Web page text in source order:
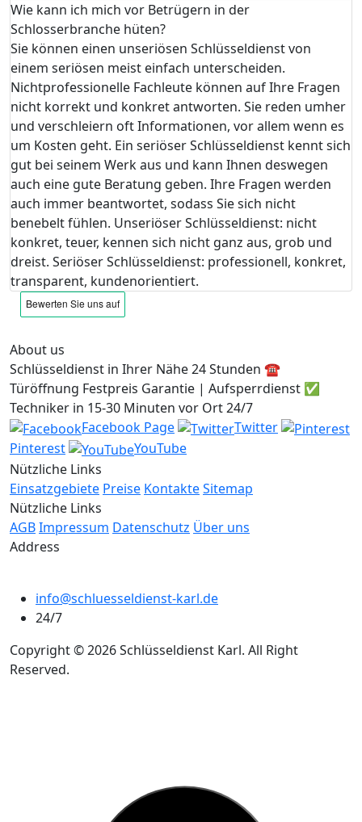
Wie kann ich mich vor Betrügern in der
Schlosserbranche hüten?
Sie können einen unseriösen Schlüsseldienst von
einem seriösen meist einfach unterscheiden.
Nichtprofessionelle Fachleute können auf Ihre Fragen
nicht korrekt und konkret antworten. Sie reden umher
und verschleiern oft Informationen, vor allem wenn es
um Kosten geht. Ein seriöser Schlüsseldienst kennt sich
gut bei seinem Werk aus und kann Ihnen deswegen
auch eine gute Beratung geben. Ihre Fragen werden
auch immer beantwortet, sodass Sie sich nicht
benebelt fühlen. Unseriöser Schlüsseldienst: nicht
konkret, teuer, kennen sich nicht ganz aus, grob und
dreist. Seriöser Schlüsseldienst: professionell, konkret,
transparent, kundenorientiert.
About us
Schlüsseldienst in Ihrer Nähe 24 Stunden ☎️
Türöffnung Festpreis Garantie | Aufsperrdienst ✅
Techniker in 15-30 Minuten vor Ort 24/7
Facebook Page
Twitter
Pinterest
YouTube
Nützliche Links
Einsatzgebiete Preise KontakteSitemap
Nützliche Links
AGBImpressum Datenschutz Über uns
Address
info@schluesseldienst-karl.de
24/7
Copyright © 2026 Schlüsseldienst Karl. All Right
Reserved.